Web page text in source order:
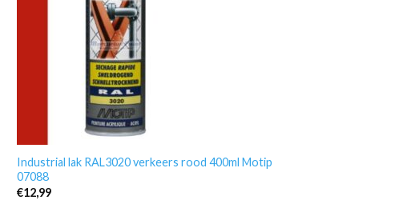
Industrial lak RAL3020 verkeers rood 400ml Motip
07088
€12,99